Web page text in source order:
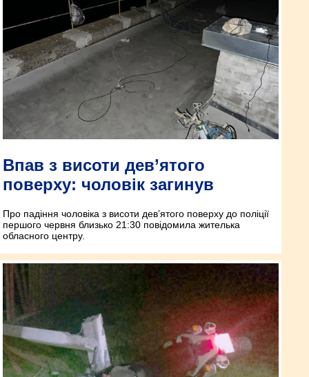
Впав з висоти дев’ятого
поверху: чоловік загинув
Про падіння чоловіка з висоти дев’ятого поверху до поліції
першого червня близько 21:30 повідомила жителька
обласного центру.